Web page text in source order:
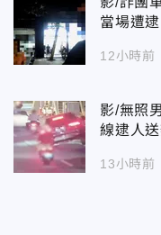
當場遭逮
12小時前
影/無照
線逮人
13小時前